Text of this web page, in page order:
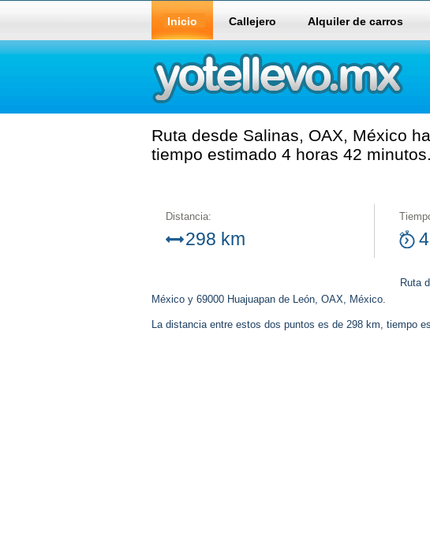
Inicio Callejero Alquiler de carros
Ruta desde Salinas, OAX, México
tiempo estimado 4 horas 42 minutos.
Distancia:
298 km
Ruta
México y 69000 Huajuapan de León, OAX, México.
La distancia entre estos dos puntos es de 298 km, tiempo